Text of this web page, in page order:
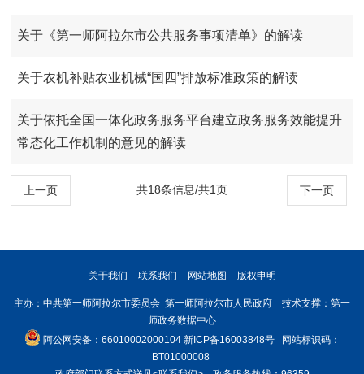
关于《第一师阿拉尔市公共服务事项清单》的解读
关于农机补贴农业机械“国四”排放标准政策的解读
关于依托全国一体化政务服务平台建立政务服务效能提升
常态化工作机制的意见的解读
上一页 下一页
共18条信息/共1页
关于我们 联系我们 网站地图 版权申明
主办：中共第一师阿拉尔市委员会 第一师阿拉尔市人民政府 技术支撑：第一
师政务数据中心
阿公网安备：66010002000104 新ICP备16003848号网站标识码：
BT01000008